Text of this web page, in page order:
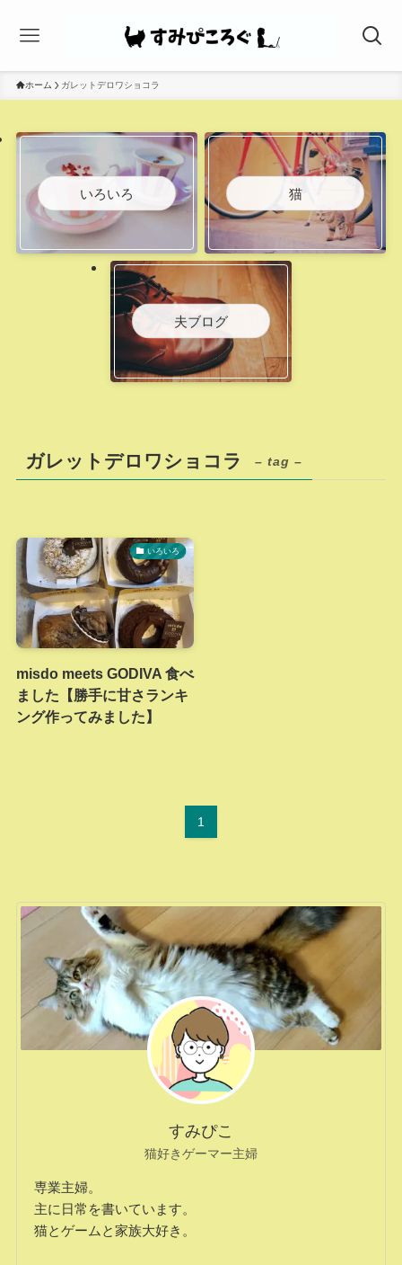
ホーム ガレットデロワショコラ
いろいろ 猫
夫ブログ
ガレットデロワショコラ – tag –
いろいろ
misdo meets GODIVA 食べ
ました【勝手に甘さランキ
ング作ってみました】
1
すみぴこ
猫好きゲーマー主婦
専業主婦。
主に日常を書いています。
猫とゲームと家族大好き。